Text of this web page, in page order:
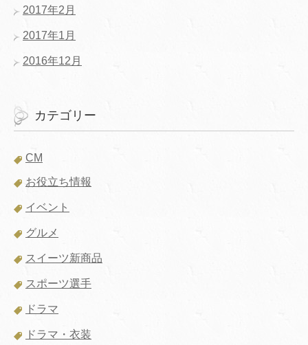
2017年2月
2017年1月
2016年12月
カテゴリー
CM
お役立ち情報
イベント
グルメ
スイーツ新商品
スポーツ選手
ドラマ
ドラマ・衣装